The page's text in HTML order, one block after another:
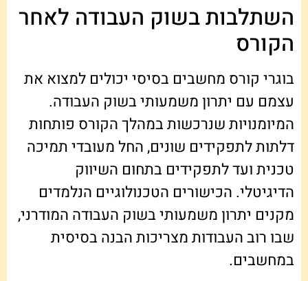
השתלבות בשוק העבודה לאחר
הקורס
בוגרי קורס מחשבים בסיסי יכולים למצוא את
עצמם עם יתרון משמעותי בשוק העבודה.
המיומנויות שנרכשות במהלך הקורס פותחות
דלתות לתפקידים שונים, החל מעובדי תמיכה
טכנית ועד לתפקידים בתחום השיווק
הדיגיטלי. הכישורים הטכנולוגיים הנלמדים
מקנים יתרון משמעותי בשוק העבודה המודרני,
שבו רוב העבודות מצריכות הבנה בסיסית
במחשבים.